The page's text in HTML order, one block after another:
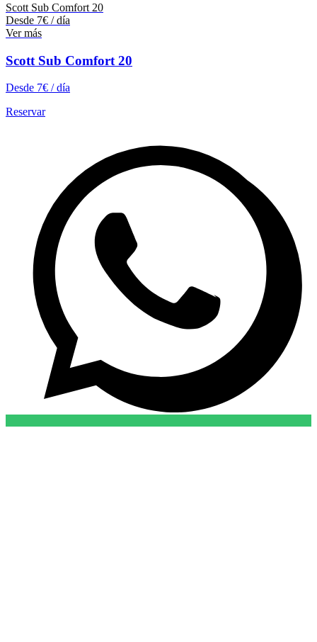
Scott Sub Comfort 20
Desde 7€ / día
Ver más
Scott Sub Comfort 20
Desde 7€ / día
Reservar